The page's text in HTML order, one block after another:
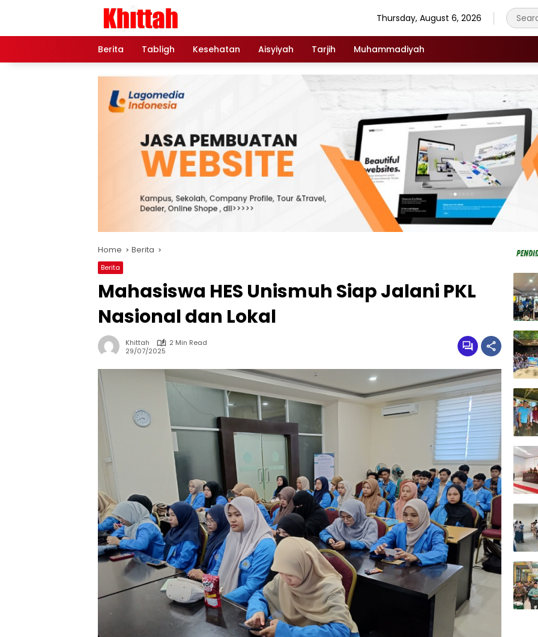
Thursday, August 6, 2026
Berita Tabligh Kesehatan Aisyiyah Tarjih Muhammadiyah
Home Berita
Berita
Mahasiswa HES Unismuh Siap Jalani PKL
Nasional dan Lokal
Khittah
2 Min Read
29/07/2025